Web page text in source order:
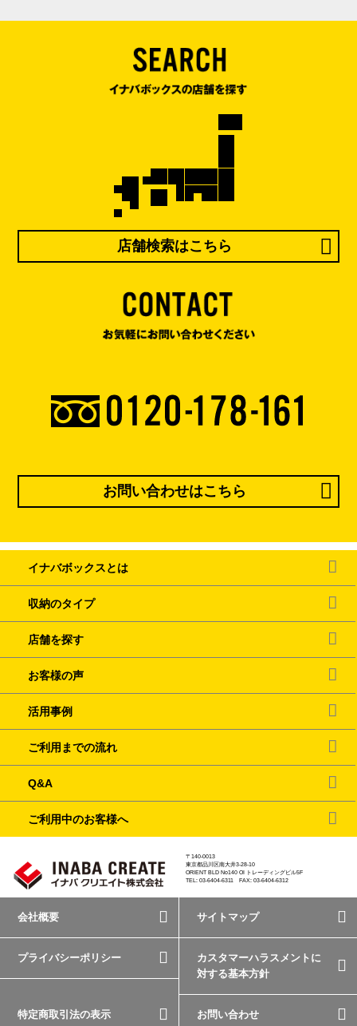
店舗検索はこちら
お問い合わせはこちら
イナバボックスとは
収納のタイプ
店舗を探す
お客様の声
活用事例
ご利用までの流れ
Q&A
ご利用中のお客様へ
〒140-0013
東京都品川区南大井3-28-10
ORIENT BLD No140 OI トレーディングビル5F
TEL: 03-6404-6311 FAX: 03-6404-6312
会社概要 サイトマップ
プライバシーポリシー
カスタマーハラスメントに
対する基本方針
特定商取引法の表示 お問い合わせ